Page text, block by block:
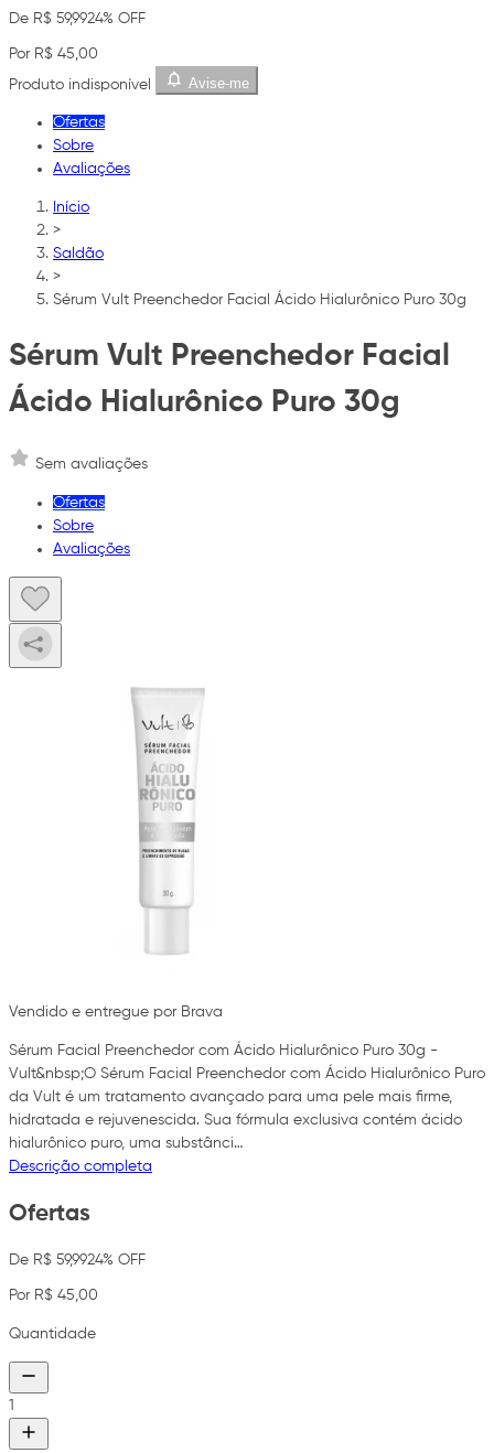
De R$ 59,9924% OFF
Por R$ 45,00
Produto indisponível
Avise-me
Ofertas
Sobre
Avaliações
Início
>
Saldão
>
Sérum Vult Preenchedor Facial Ácido Hialurônico Puro 30g
Sérum Vult Preenchedor Facial
Ácido Hialurônico Puro 30g
Sem avaliações
Ofertas
Sobre
Avaliações
Vendido e entregue por Brava
Sérum Facial Preenchedor com Ácido Hialurônico Puro 30g -
Vult&nbsp;O Sérum Facial Preenchedor com Ácido Hialurônico Puro
da Vult é um tratamento avançado para uma pele mais firme,
hidratada e rejuvenescida. Sua fórmula exclusiva contém ácido
hialurônico puro, uma substânci…
Descrição completa
Ofertas
De R$ 59,9924% OFF
Por R$ 45,00
Quantidade
1